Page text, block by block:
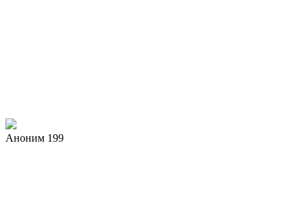
Аноним 199